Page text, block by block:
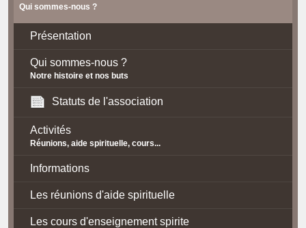
Qui sommes-nous ?
Présentation
Qui sommes-nous ?
Notre histoire et nos buts
Statuts de l'association
Activités
Réunions, aide spirituelle, cours...
Informations
Les réunions d'aide spirituelle
Les cours d'enseignement spirite